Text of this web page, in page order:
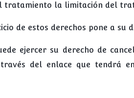
tratamiento la limitación del
de estos derechos pone a su
ejercer su derecho de
del enlace que tendrá